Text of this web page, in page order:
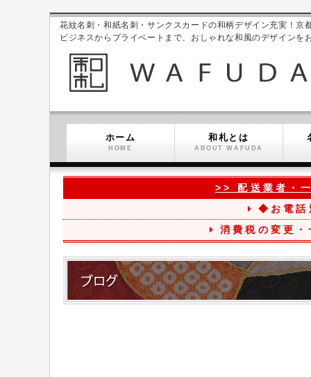
花紋名刺・和紙名刺・サンクスカードの和柄デザイン充実！京
ビジネスからプライベートまで、おしゃれな和風のデザインを
ホーム
HOME
和札とは
ABOUT WAFUDA
>> 配送業者・
◆お電話
消費税の変更